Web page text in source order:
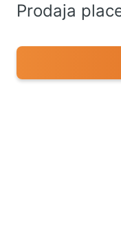
Prodaja